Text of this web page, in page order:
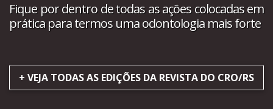
Fique por dentro de todas as ações colocadas em
prática para termos uma odontologia mais forte
+ VEJA TODAS AS EDIÇÕES DA REVISTA DO CRO/RS